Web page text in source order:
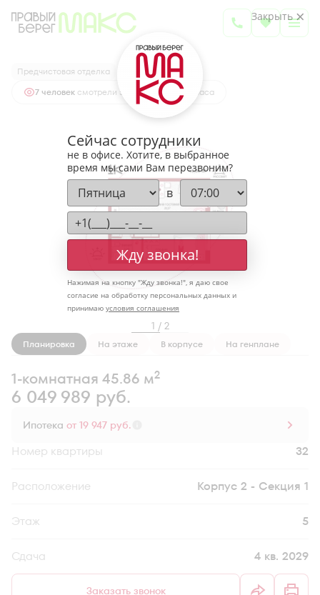
1-комнатная45.86 м2
6 049 989 руб.
Ипотекаот 19 947 руб.
Предчистовая отделка
7 человек смотрели эту квартиру за 24 часа
1 / 2
Планировка На этаже В корпусе На генплане
1-комнатная 45.86 м2
6 049 989 руб.
Ипотека от 19 947 руб.
Номер квартиры 32
Секция Корпус 2 - Секция 1
Этаж 5
Сдача 4 кв. 2029
Заказать звонок
Закрыть
Сейчас сотрудники
не в офисе. Хотите, в выбранное
время мы сами Вам перезвоним?
в
Жду звонка!
Нажимая на кнопку "Жду звонка!", я даю свое
согласие на обработку персональных данных и
принимаю условия соглашения